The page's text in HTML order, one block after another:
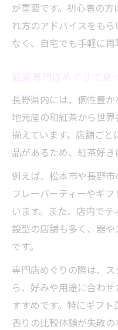
が重要です。初心者の
れ方のアドバイスをも
なく、自宅でも手軽に再
長野県内には、個性豊か
地元産の和紅茶から世
揃えています。店舗ご
品があるため、紅茶好き
例えば、松本市や長野
フレーバーティーやギ
います。また、店内で
設型の店舗も多く、器
です。
専門店めぐりの際は、
ら、好みや用途に合わ
すすめです。特にギフ
香りの比較体験が失敗